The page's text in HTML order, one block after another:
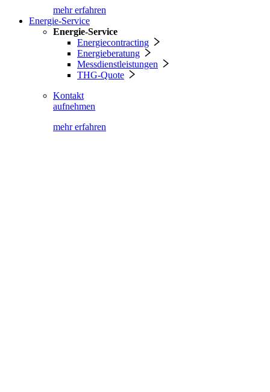
mehr erfahren
Energie-Service
Energie-Service
Energiecontracting
Energieberatung
Messdienstleistungen
THG-Quote
Kontakt
aufnehmen
mehr erfahren